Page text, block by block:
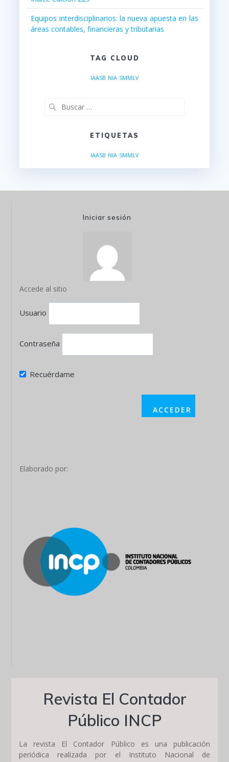
Equipos interdisciplinarios: la nueva apuesta en las
áreas contables, financieras y tributarias
TAG CLOUD
IAASB NIA SMMLV
ETIQUETAS
IAASB NIA SMMLV
Iniciar sesión
Accede al sitio
Usuario
Contraseña
Recuérdame
Elaborado por:
Revista El Contador
Público INCP
La revista El Contador Público es una publicación
periódica realizada por el Instituto Nacional de